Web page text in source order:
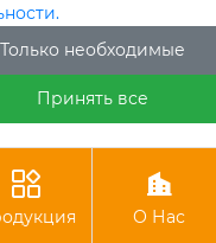
глобальный
 
О Нас
Только необходимые
Принять все